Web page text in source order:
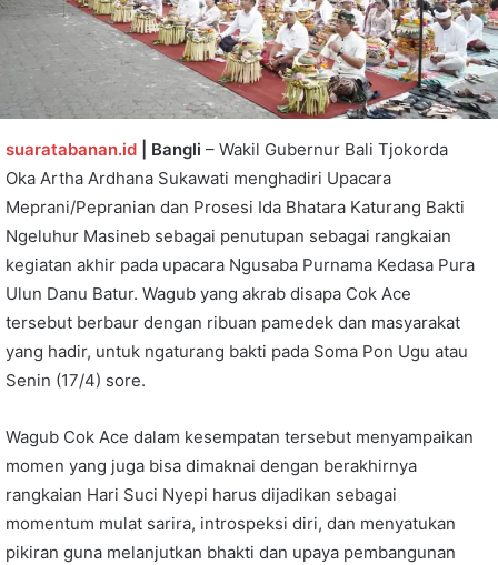
suaratabanan.id | Bangli – Wakil Gubernur Bali Tjokorda
Oka Artha Ardhana Sukawati menghadiri Upacara
Meprani/Pepranian dan Prosesi Ida Bhatara Katurang Bakti
Ngeluhur Masineb sebagai penutupan sebagai rangkaian
kegiatan akhir pada upacara Ngusaba Purnama Kedasa Pura
Ulun Danu Batur. Wagub yang akrab disapa Cok Ace
tersebut berbaur dengan ribuan pamedek dan masyarakat
yang hadir, untuk ngaturang bakti pada Soma Pon Ugu atau
Senin (17/4) sore.
Wagub Cok Ace dalam kesempatan tersebut menyampaikan
momen yang juga bisa dimaknai dengan berakhirnya
rangkaian Hari Suci Nyepi harus dijadikan sebagai
momentum mulat sarira, introspeksi diri, dan menyatukan
pikiran guna melanjutkan bhakti dan upaya pembangunan